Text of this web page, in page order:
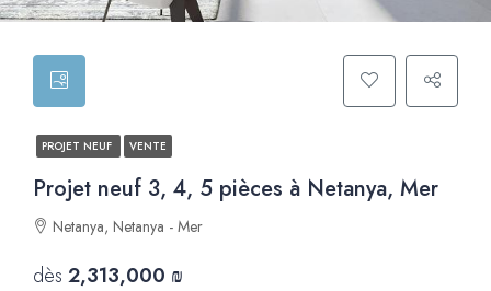
PROJET NEUF VENTE
Projet neuf 3, 4, 5 pièces à Netanya, Mer
Netanya, Netanya - Mer
dès 2,313,000 ₪